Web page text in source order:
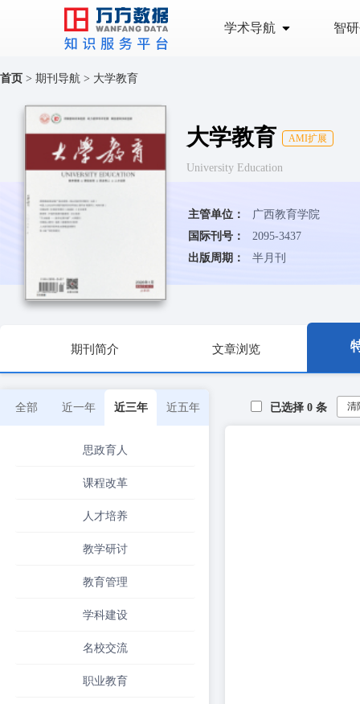
学术导航 智
首页 > 期刊导航 > 大学教育
大学教育 AMI扩展
University Education
主管单位：
广西教育学院
国际刊号：
2095-3437
出版周期：
半月刊
期刊简介 文章浏览
全部 近一年 近三年 近五年
思政育人
课程改革
人才培养
教学研讨
教育管理
学科建设
名校交流
职业教育
已选择 0 条 清